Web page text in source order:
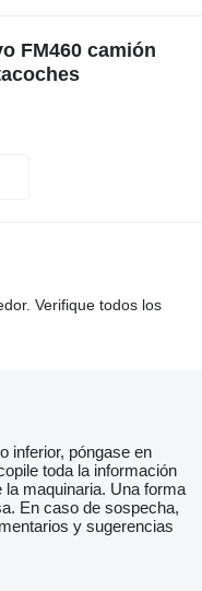
FM460 camión
Verifique todos los
inferior, póngase en
toda la información
la maquinaria. Una forma
En caso de sospecha,
y sugerencias